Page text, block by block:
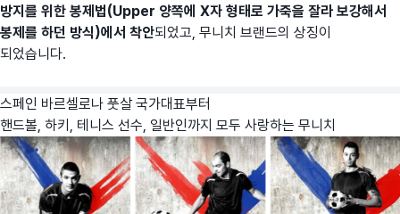
방지를 위한 봉제법(Upper 양쪽에 X자 형태로 가죽을 잘라 보강해서
봉제를 하던 방식)에서 착안되었고, 무니치 브랜드의 상징이
되었습니다.
스페인 바르셀로나 풋살 국가대표부터
핸드볼, 하키, 테니스 선수, 일반인까지 모두 사랑하는 무니치